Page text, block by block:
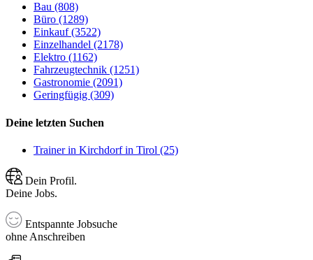
Bau (808)
Büro (1289)
Einkauf (3522)
Einzelhandel (2178)
Elektro (1162)
Fahrzeugtechnik (1251)
Gastronomie (2091)
Geringfügig (309)
Deine letzten Suchen
Trainer in Kirchdorf in Tirol (25)
Dein Profil.
Deine Jobs.
Entspannte Jobsuche
ohne Anschreiben